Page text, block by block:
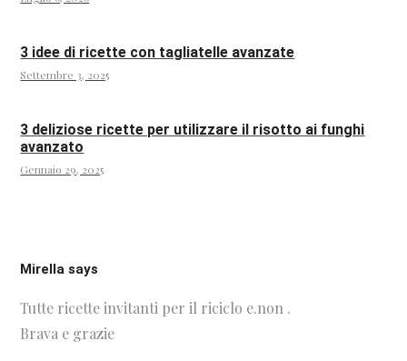
3 idee di ricette con tagliatelle avanzate
Settembre 3, 2025
3 deliziose ricette per utilizzare il risotto ai funghi
avanzato
Gennaio 29, 2025
Mirella says
Tutte ricette invitanti per il riciclo e.non .
Brava e grazie